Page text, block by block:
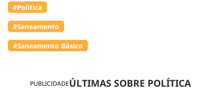
PUBLICIDADEÚLTIMAS SOBRE POLÍTICA
#Política
#Saneamento
#Saneamento Básico